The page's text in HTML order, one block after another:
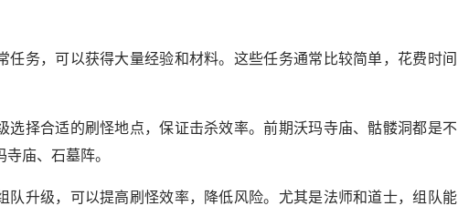
任务，可以获得大量经验和材料。这些任务通常比较简单，花费时间
选择合适的刷怪地点，保证击杀效率。前期沃玛寺庙、骷髅洞都是不
庙、石墓阵。
队升级，可以提高刷怪效率，降低风险。尤其是法师和道士，组队能